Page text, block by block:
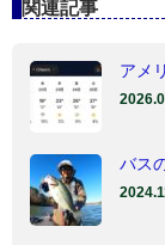
関連記事
アメ
バス